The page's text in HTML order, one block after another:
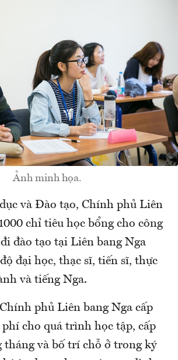
Ảnh minh họa.
và Đào tạo, Chính phủ Liên
chỉ tiêu học bổng cho công
đào tạo tại Liên bang Nga
đại học, thạc sĩ, tiến sĩ, thực
và tiếng Nga.
phủ Liên bang Nga cấp
cho quá trình học tập, cấp
tháng và bố trí chỗ ở trong ký